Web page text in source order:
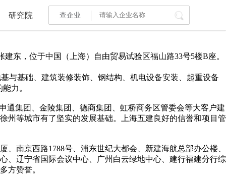
研究院 查企业
标讯
精选> 智能订阅 >
通大数据研究院
接口> 市场经营AI云平台>
东，位于中国（上海）自由贸易试验区福山路33号5楼B座。
基础、建筑装修装饰、钢结构、机电设备安装、起重设备
力。
集团、金陵集团、德商集团、虹桥商务区管委会等大客户建
州等城市有了坚实的发展基础。上海五建良好的信誉和项目管
南京西路1788号、浦东世纪大都会、新建海航总部办公楼、
、辽宁省国际会议中心、广州白云绿地中心、建行福建分行综
方赞誉。